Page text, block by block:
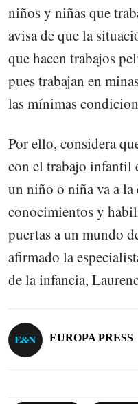
niños y niñas que
avisa de que la
que hacen trabajos
pues trabajan en
las mínimas
Por ello, considera
con el trabajo infantil
un niño o niña va a la
conocimientos y
puertas a un mundo
afirmado la
de la infancia,
EUROPA PRESS